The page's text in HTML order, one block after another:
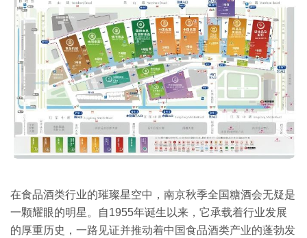
在食品酒类行业的璀璨星空中，南京秋季全国糖酒会无疑是
一颗耀眼的明星。自1955年诞生以来，它承载着行业发展
的厚重历史，一路见证并推动着中国食品酒类产业的蓬勃发